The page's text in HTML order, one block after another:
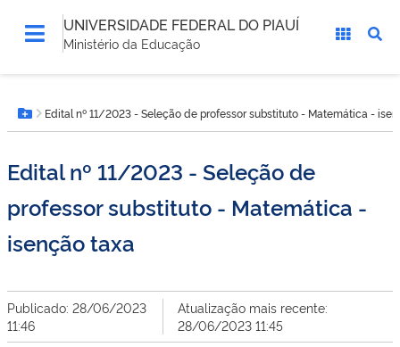
UNIVERSIDADE FEDERAL DO PIAUÍ
Ministério da Educação
está
aqui:Botão Menu
Edital nº 11/2023 - Seleção de professor substituto - Matemática -
Edital nº 11/2023 - Seleção de
professor substituto - Matemática -
isenção taxa
Publicado: 28/06/2023
11:46
Atualização mais recente:
28/06/2023 11:45